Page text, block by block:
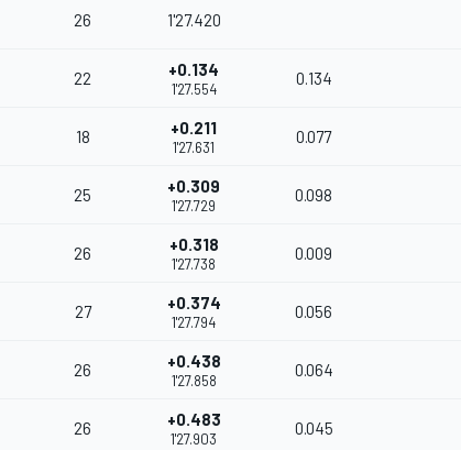
26 1'27.420
22 +0.134
1'27.554
0.134
18 +0.211
1'27.631
0.077
25 +0.309
1'27.729
0.098
26 +0.318
1'27.738
0.009
27 +0.374
1'27.794
0.056
26 +0.438
1'27.858
0.064
26 +0.483
1'27.903
0.045